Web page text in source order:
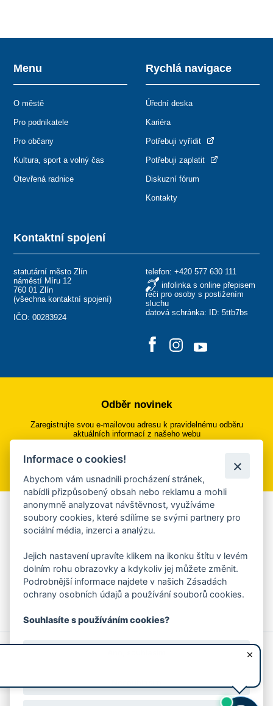
Kontaktní spojení
statutární město Zlín
náměstí Míru 12
760 01 Zlín
(všechna kontaktní spojení)
IČO: 00283924
telefon: +420 577 630 111
infolinka s online přepisem
řeči pro osoby s postižením
sluchu
datová schránka: ID: 5ttb7bs
Menu
O městě
Pro podnikatele
Pro občany
Kultura, sport a volný čas
Otevřená radnice
Rychlá navigace
Úřední deska
Kariéra
Potřebuji vyřídit
Potřebuji zaplatit
Diskuzní fórum
Kontakty
Odběr novinek
Zaregistrujte svou e-mailovou adresu k pravidelnému odběru
aktuálních informací z našeho webu
Přihlásit se k odběru
Aplikace Mobilní rozhlas
Chcete dostávat do svého mobilu či mailu upozornění na
ankety, pozvánky na kulturní a sportovní akce?
Více informací o aplikaci
© 2026 Magistrát města Zlína
Prohlášení o používání cookies
Informace o cookies!
Abychom vám usnadnili procházení stránek,
nabídli přizpůsobený obsah nebo reklamu a mohli
anonymně analyzovat návštěvnost, využíváme
soubory cookies, které sdílíme se svými partnery pro
sociální média, inzerci a analýzu.
Jejich nastavení upravíte klikem na ikonku štítu v levém
dolním rohu obrazovky a kdykoliv jej můžete změnit.
Podrobnější informace najdete v našich Zásadách
ochrany osobních údajů a používání souborů cookies.
Souhlasíte s používáním cookies?